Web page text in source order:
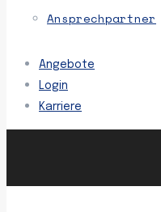
Ansprechpartner
Angebote
Login
Karriere